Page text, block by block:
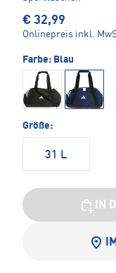
€ 32,99
Onlinepreis inkl.
Farbe: Blau
Größe:
31 L
IN